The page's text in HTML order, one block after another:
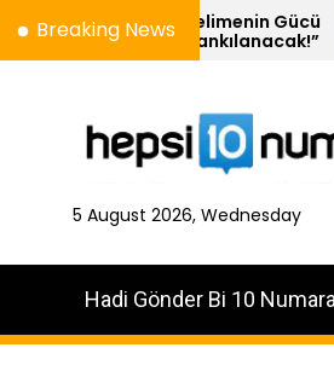
Breaking News
– Kelimenin Gücü
Yankılanacak!”
5 August 2026, Wednesday
Hadi Gönder Bi 10 Numara